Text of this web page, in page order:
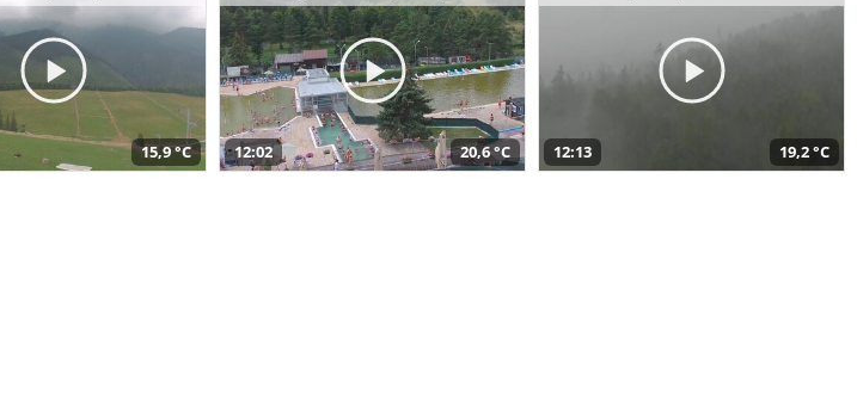
15,9 °C 12:02 20,6 °C 12:13 19,2 °C